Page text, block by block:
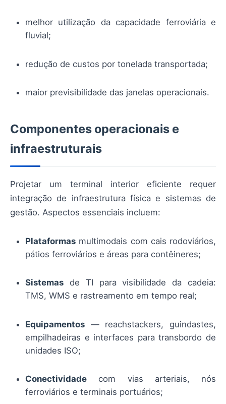
melhor utilização da capacidade ferroviária e
fluvial;
redução de custos por tonelada transportada;
maior previsibilidade das janelas operacionais.
Componentes operacionais e
infraestruturais
Projetar um terminal interior eficiente requer
integração de infraestrutura física e sistemas de
gestão. Aspectos essenciais incluem:
Plataformas multimodais com cais rodoviários,
pátios ferroviários e áreas para contêineres;
Sistemas de TI para visibilidade da cadeia:
TMS, WMS e rastreamento em tempo real;
Equipamentos — reachstackers, guindastes,
empilhadeiras e interfaces para transbordo de
unidades ISO;
Conectividade com vias arteriais, nós
ferroviários e terminais portuários;